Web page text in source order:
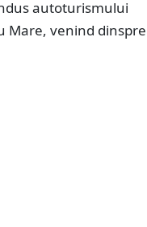
autoturismului
Mare, venind dinspre